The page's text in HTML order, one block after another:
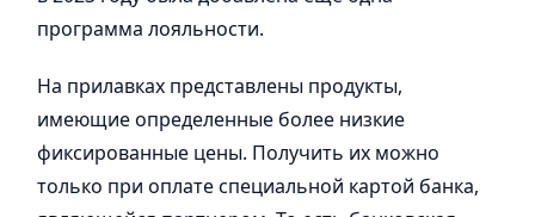
программа лояльности.
На прилавках представлены продукты,
имеющие определенные более низкие
фиксированные цены. Получить их можно
только при оплате специальной картой банка,